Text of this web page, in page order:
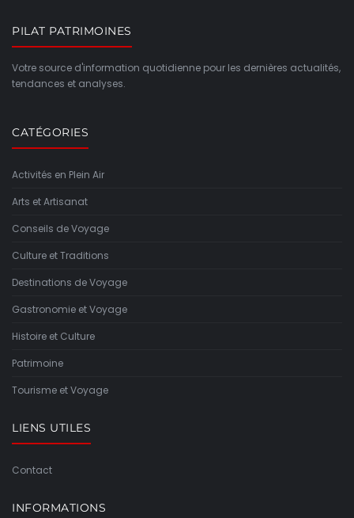
PILAT PATRIMOINES
Votre source d'information quotidienne pour les dernières actualités,
tendances et analyses.
CATÉGORIES
Activités en Plein Air
Arts et Artisanat
Conseils de Voyage
Culture et Traditions
Destinations de Voyage
Gastronomie et Voyage
Histoire et Culture
Patrimoine
Tourisme et Voyage
LIENS UTILES
Contact
INFORMATIONS